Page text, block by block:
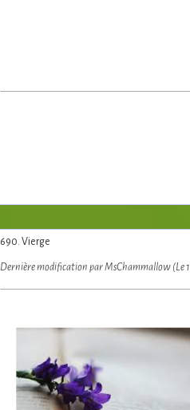
690. Vierge
Dernière modification par MsChammallow (Le